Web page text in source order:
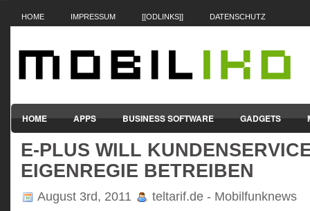
HOME IMPRESSUM [[ODLINKS]] DATENSCHUTZ
HOME APPS BUSINESS SOFTWARE GADGETS
SMARTPHONES & HANDYS TABLET-PCS VERTRÄGE &
E-PLUS WILL
EIGENREGIE BETREIBEN
August 3rd, 2011 teltarif.de - Mobilfunknews